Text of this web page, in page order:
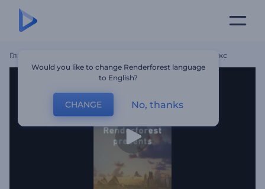
Главная Слайд-Шоу: Современный Параллакс
Would you like to change Renderforest language
to English?
CHANGE No, thanks